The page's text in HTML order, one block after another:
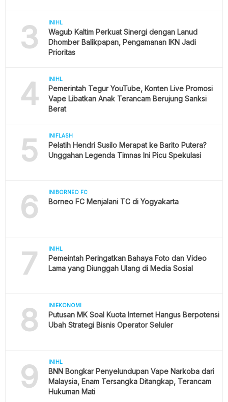
3 INIHL
Wagub Kaltim Perkuat Sinergi dengan Lanud
Dhomber Balikpapan, Pengamanan IKN Jadi
Prioritas
4 INIHL
Pemerintah Tegur YouTube, Konten Live Promosi
Vape Libatkan Anak Terancam Berujung Sanksi
Berat
5 INIFLASH
Pelatih Hendri Susilo Merapat ke Barito Putera?
Unggahan Legenda Timnas Ini Picu Spekulasi
6 INIBORNEO FC
Borneo FC Menjalani TC di Yogyakarta
7 INIHL
Pemeintah Peringatkan Bahaya Foto dan Video
Lama yang Diunggah Ulang di Media Sosial
8 INIEKONOMI
Putusan MK Soal Kuota Internet Hangus Berpotensi
Ubah Strategi Bisnis Operator Seluler
9 INIHL
BNN Bongkar Penyelundupan Vape Narkoba dari
Malaysia, Enam Tersangka Ditangkap, Terancam
Hukuman Mati